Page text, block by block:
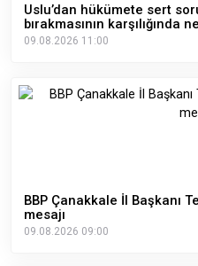
Uslu’dan hükümete sert
bırakmasının karşılığında
09.08.2026 11:00
BBP Çanakkale İl Başkanı
mesajı
09.08.2026 09:00